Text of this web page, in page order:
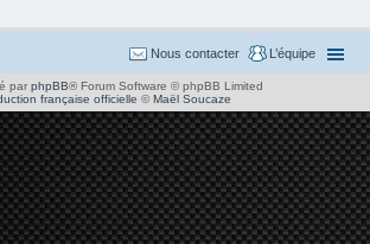
L’équipe
Nous contacter
par phpBB® Forum Software © phpBB Limited
française officielle ©Maël Soucaze